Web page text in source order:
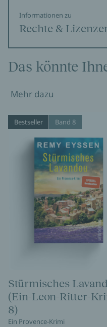
Informationen zu
Rechte &
Das könnte
Mehr dazu
Bestseller Band 8
Stürmisches
(Ein-Leon-Ritter-
8)
Ein Provence-Krimi